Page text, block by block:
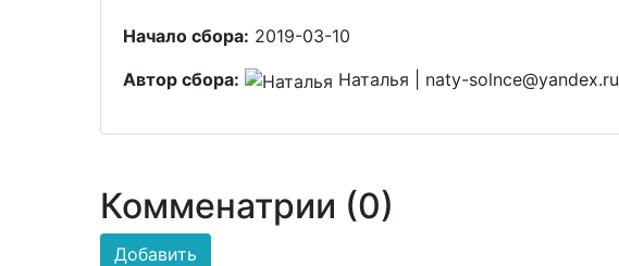
Начало сбора: 2019-03-10
Автор сбора:
Наталья | naty-solnce@yandex.ru
Комменатрии (0)
Добавить